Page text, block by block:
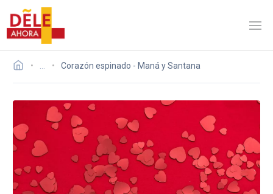
Corazón espinado - Maná y Santana